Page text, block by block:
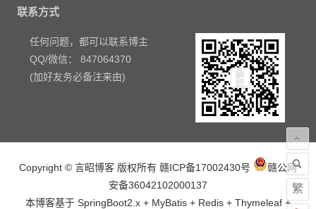
联系方式
任何问题，都可以联系博主
QQ/微信： 847064370
(加好友务必备注来由)
Copyright © 言昭博客 版权所有 赣ICP备17002430号
赣公网
安备36042102000137
本博客基于 SpringBoot2.x + MyBatis + Redis + Thymeleaf +
繁